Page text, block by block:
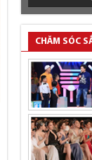
CHĂM SÓC